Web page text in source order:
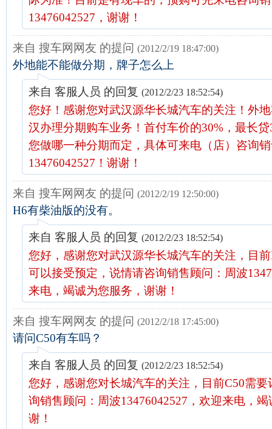
13476042527，谢谢！
来自 搜车网网友 的提问 (2012/2/19 18:47:00)
外地能不能做分期，牌子怎么上
来自 客服人员 的回复 (2012/2/23 18:52:54)
您好！感谢您对武汉源华长城汽车的关注！外
汉办理分期购车业务！首付车价的30%，最长
您做哪一种分期而定，具体可来电（店）咨询
13476042527！谢谢！
来自 搜车网网友 的提问 (2012/2/19 12:50:00)
H6有柴油版的没有。
来自 客服人员 的回复 (2012/2/23 18:52:54)
您好，感谢您对武汉源华长城汽车的关注，目
可以接受预定，说情请咨询销售顾问：周波
来电，竭诚为您服务，谢谢！
来自 搜车网网友 的提问 (2012/2/18 17:45:00)
请问C50有车吗？
来自 客服人员 的回复 (2012/2/23 18:52:54)
您好，感谢您对长城汽车的关注，目前C50需要
询销售顾问：周波13476042527，欢迎来电，
谢！